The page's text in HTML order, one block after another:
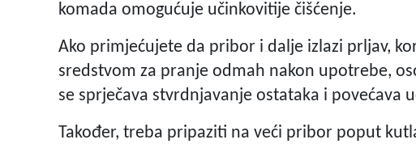
komada omogućuje učinkovitije čišćenje.
Ako primjećujete da pribor i dalje izlazi prljav,
sredstvom za pranje odmah nakon upotrebe,
se sprječava stvrdnjavanje ostataka i povećava
Također, treba pripaziti na veći pribor poput